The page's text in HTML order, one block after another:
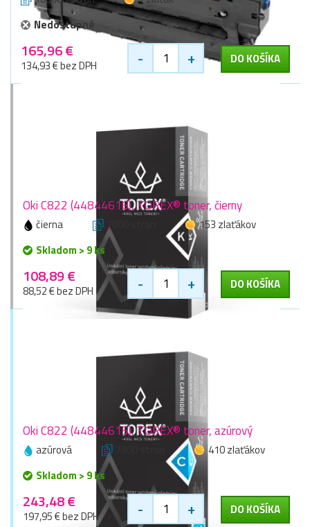
Nedostupné
165,96 €
134,93 € bez DPH - + DO KOŠÍKA
Oki C822 (44844616), TOREX® toner, čierny
čierna 7000 stran
153 zlaťákov
Skladom > 9 ks
108,89 €
88,52 € bez DPH - + DO KOŠÍKA
Oki C822 (44844615), TOREX® toner, azúrový
azúrová
410 zlaťákov
Skladom > 9 ks
243,48 €
197,95 € bez DPH - + DO KOŠÍKA